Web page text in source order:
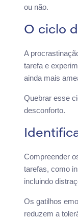
ou não.
O ciclo
A
tarefa e
ainda mais
Quebrar esse
desconforto.
Compreender
tarefas, como
incluindo
Os gatilhos
reduzem a